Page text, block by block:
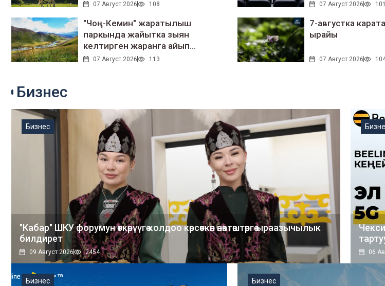
07 Август 2026 108 07 Август 2026 101
"Чоң-Кемин" жаратылыш
паркында жайытка зыян
келтирген жаранга айып
салынды
07 Август 2026 113
7-августка
ырайы
07 Август 2026
Бизнес
"Кабар" ШКУ форумун өткөрүүгө колдоо көрсөткөн өнөктөштөргө ыраазычылык
билдирет
09 Август 2026 2454
Бизнес
06
Бизнес Бизнес